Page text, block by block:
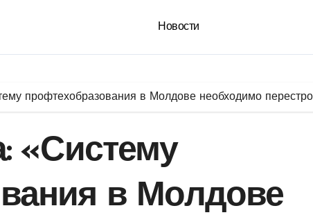
Новости
профтехобразования в Молдове необходимо
«Систему
в Молдове